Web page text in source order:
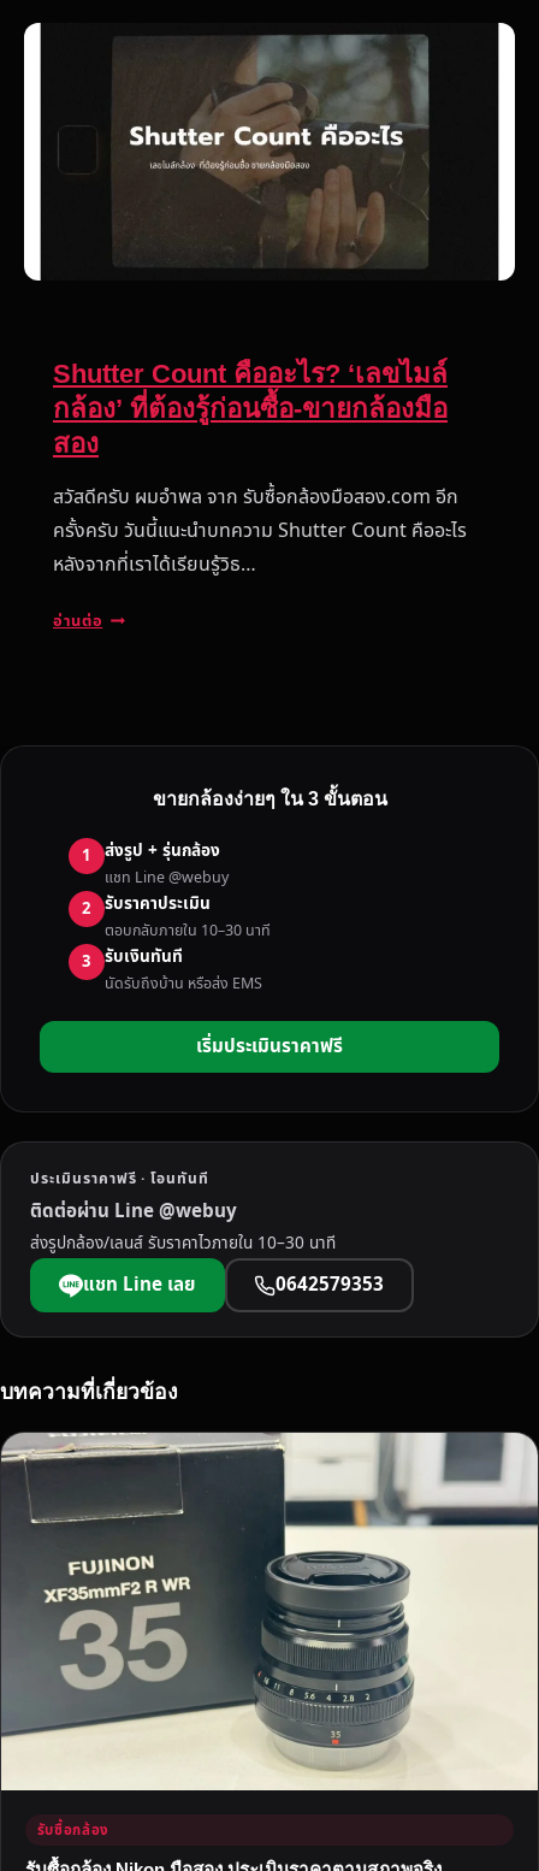
Shutter Count คืออะไร? ‘เลขไมล์
กล้อง’ ที่ต้องรู้ก่อนซื้อ-ขายกล้องมือ
สอง
สวัสดีครับ ผมอำพล จาก รับซื้อกล้องมือสอง.com อีก
ครั้งครับ วันนี้แนะนำบทความ Shutter Count คืออะไร
หลังจากที่เราได้เรียนรู้วิธ…
อ่านต่อ
E
O
U
N
T
คื
อ
?
‘
เ
ข
ไ
ม
ล์
ก
อ
’
ง
รู้
ก่
อ
น
ซื้
อ
ย
ก
ขายกล้องง่ายๆ ใน 3 ขั้นตอน
1 ส่งรูป + รุ่นกล้อง
แชท Line @webuy
2 รับราคาประเมิน
ตอบกลับภายใน 10–30 นาที
3 รับเงินทันที
นัดรับถึงบ้าน หรือส่ง EMS
เริ่มประเมินราคาฟรี
ประเมินราคาฟรี · โอนทันที
ติดต่อผ่าน Line @webuy
ส่งรูปกล้อง/เลนส์ รับราคาไวภายใน 10–30 นาที
แชท Line เลย 0642579353
บทความที่เกี่ยวข้อง
รับซื้อกล้อง